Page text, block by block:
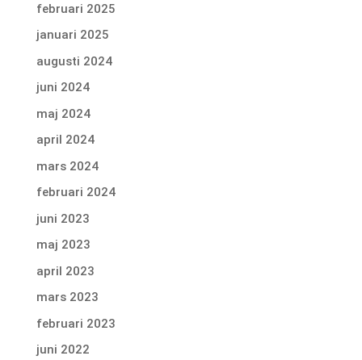
februari 2025
januari 2025
augusti 2024
juni 2024
maj 2024
april 2024
mars 2024
februari 2024
juni 2023
maj 2023
april 2023
mars 2023
februari 2023
juni 2022